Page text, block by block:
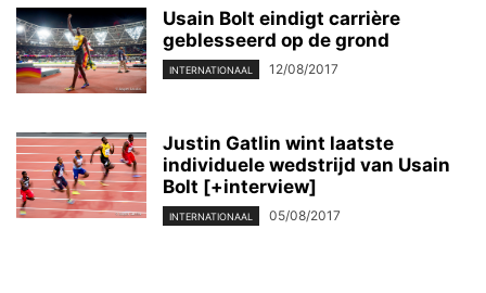
Usain Bolt eindigt carrière
geblesseerd op de grond
INTERNATIONAAL 12/08/2017
Justin Gatlin wint laatste
individuele wedstrijd van Usain
Bolt [+interview]
INTERNATIONAAL 05/08/2017